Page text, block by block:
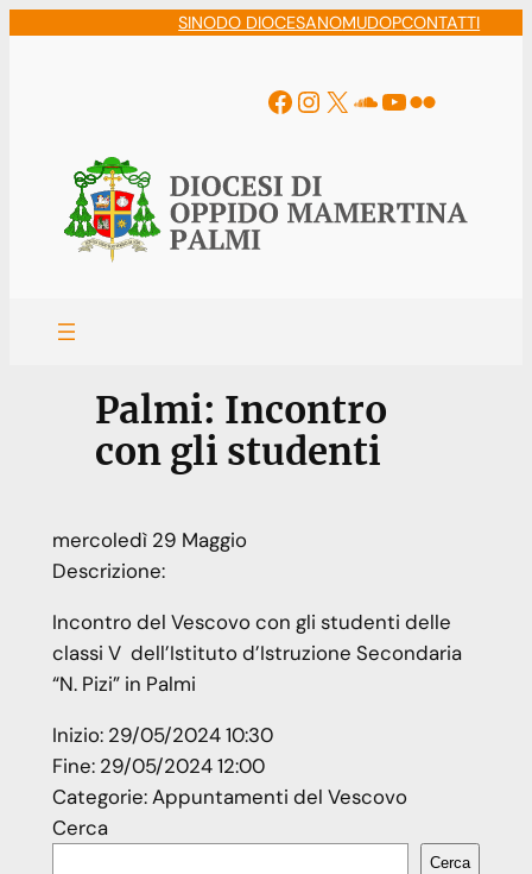
SINODO DIOCESANOMUDOPCONTATTI
Facebook
Instagram
X Soundcloud
YouTube
Flickr
Palmi: Incontro
con gli studenti
mercoledì 29 Maggio
Descrizione:
Incontro del Vescovo con gli studenti delle
classi V dell’Istituto d’Istruzione Secondaria
“N. Pizi” in Palmi
Inizio: 29/05/2024 10:30
Fine: 29/05/2024 12:00
Categorie:Appuntamenti del Vescovo
Cerca
Cerca